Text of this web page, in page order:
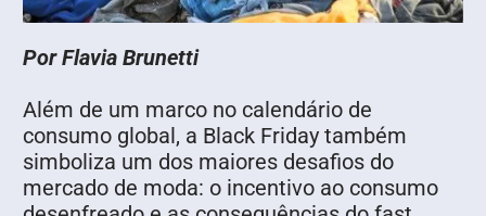
Por Flavia Brunetti
Além de um marco no calendário de
consumo global, a Black Friday também
simboliza um dos maiores desafios do
mercado de moda: o incentivo ao consumo